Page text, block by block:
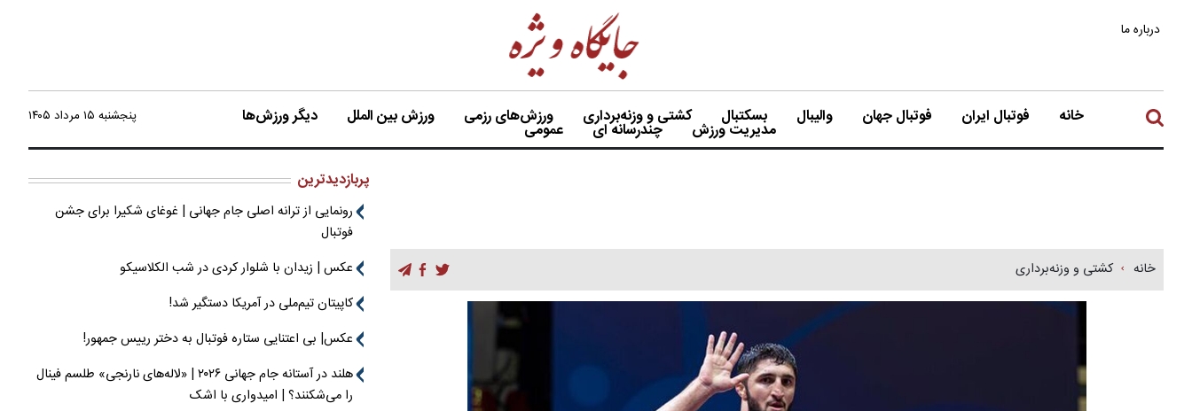
درباره ما
خانه فوتبال ایران فوتبال جهان والیبال بسکتبال کشتی و وزنه‌برداری ورزش‌های رزمی ورزش بین الملل دیگر ورزش‌ها
مدیریت ورزش چندرسانه ای عمومی
پنجشنبه ۱۵ مرداد ۱۴۰۵
خانه کشتی و وزنه‌برداری
پربازدیدترین
رونمایی از ترانه اصلی جام جهانی | غوغای شکیرا برای جشن
فوتبال
عکس | زیدان با شلوار کردی در شب الکلاسیکو
کاپیتان تیم‌ملی در آمریکا دستگیر شد!
عکس| بی اعتنایی ستاره فوتبال به دختر رییس جمهور!
هلند در آستانه جام جهانی ۲۰۲۶ | «لاله‌های نارنجی» طلسم فینال
را می‌شکنند؟ | امیدواری با اشک